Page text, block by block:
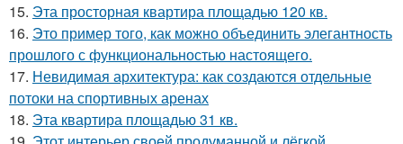
15. Эта просторная квартира площадью 120 кв.
16. Это пример того, как можно объединить элегантность
прошлого с функциональностью настоящего.
17. Невидимая архитектура: как создаются отдельные
потоки на спортивных аренах
18. Эта квартира площадью 31 кв.